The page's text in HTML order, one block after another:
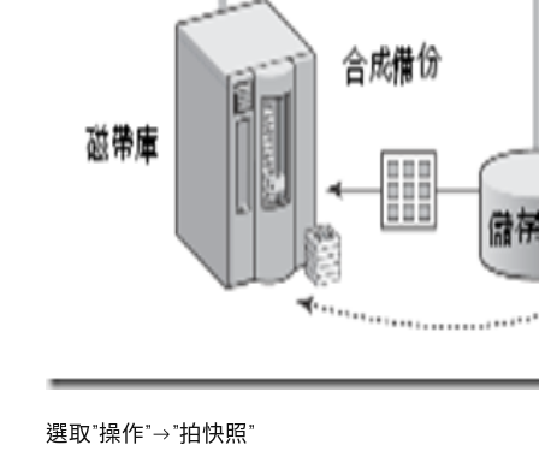
選取”操作”→”拍快照”